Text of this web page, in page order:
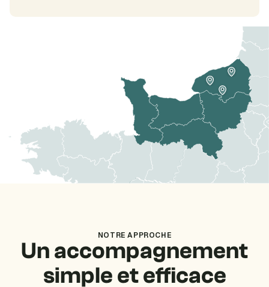
NOTRE APPROCHE
Un accompagnement
simple et efficace